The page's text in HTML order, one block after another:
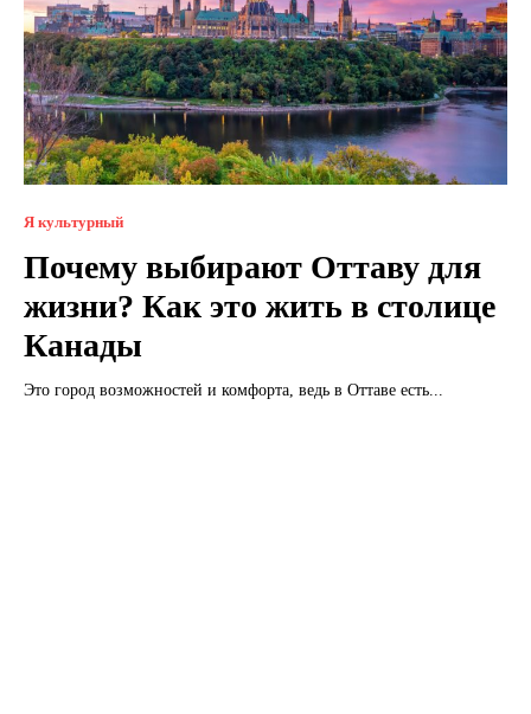
Я культурный
Почему выбирают Оттаву для
жизни? Как это жить в столице
Канады
Это город возможностей и комфорта, ведь в Оттаве есть...